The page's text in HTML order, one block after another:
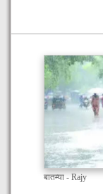
बातम्या - Rajy